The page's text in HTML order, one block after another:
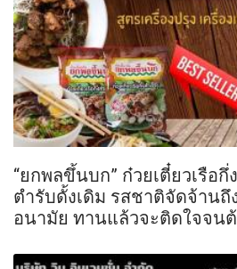
“ยกพลขึ้นบก” ก๋วยเตี๋ยวเรือ
ตำรับดั้งเดิม รสชาติจัดจ้านถึ
อนามัย ทานแล้วจะติดใจจน